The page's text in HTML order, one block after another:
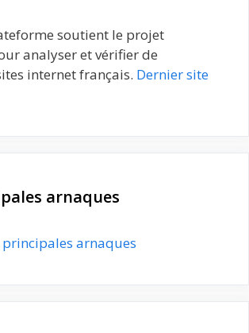
soutient le projet
analyser et vérifier de
internet français. Dernier site
arnaques
principales arnaques